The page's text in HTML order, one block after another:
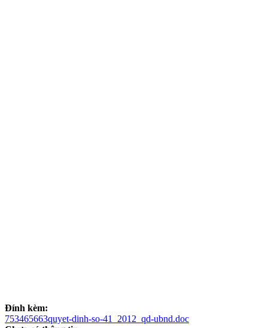
Đính kèm:
753465663quyet-dinh-so-41_2012_qd-ubnd.doc